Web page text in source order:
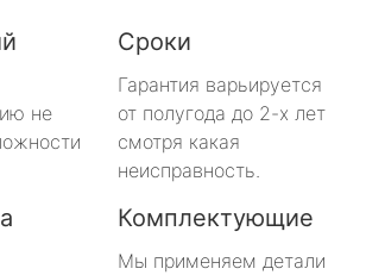
не
Сроки
Гарантия варьируется
от полугода до 2-х лет
смотря какая
неисправность.
Комплектующие
Мы применяем детали